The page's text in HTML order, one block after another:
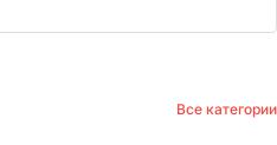
Все категории